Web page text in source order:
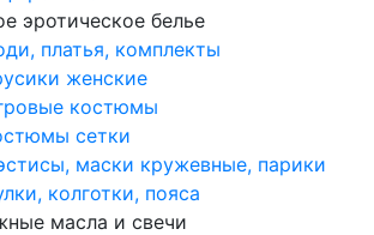
эротическое белье
платья, комплекты
женские
костюмы
сетки
маски кружевные, парики
колготки, пояса
масла и свечи